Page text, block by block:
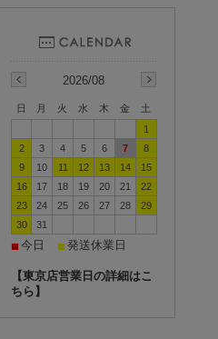
2026/08
日 月 火 水 木 金
土
1
2
3 4 5 6 7
8
9
10 11 12 13 14
15
16
17 18 19 20 21
22
23
24 25 26 27 28
29
30
31
■ 今日 ■ 発送休業日
【東京店営業日の詳細はこ
ちら】